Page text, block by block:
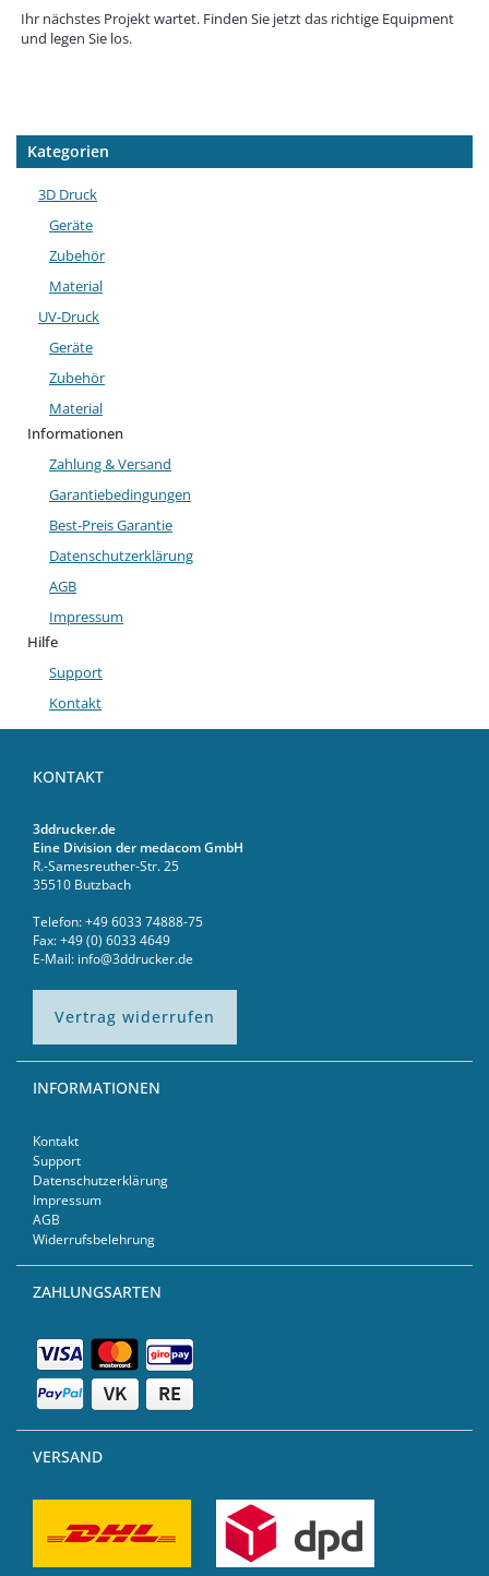
Ihr nächstes Projekt wartet. Finden Sie jetzt das richtige Equipment
und legen Sie los.
Kategorien
3D Druck
Geräte
Zubehör
Material
UV-Druck
Geräte
Zubehör
Material
Informationen
Zahlung & Versand
Garantiebedingungen
Best-Preis Garantie
Datenschutzerklärung
AGB
Impressum
Hilfe
Support
Kontakt
KONTAKT
3ddrucker.de
Eine Division der medacom GmbH
R.-Samesreuther-Str. 25
35510 Butzbach
Telefon: +49 6033 74888-75
Fax: +49 (0) 6033 4649
E-Mail: info@3ddrucker.de
Vertrag widerrufen
INFORMATIONEN
Kontakt
Support
Datenschutzerklärung
Impressum
AGB
Widerrufsbelehrung
ZAHLUNGSARTEN
VERSAND